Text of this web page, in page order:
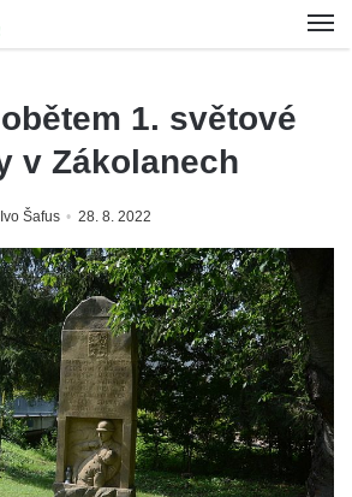
1. světové
v Zákolanech
Ivo Šafus 28. 8. 2022